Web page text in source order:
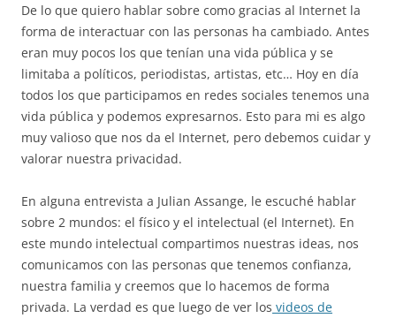
De lo que quiero hablar sobre como gracias al Internet la
forma de interactuar con las personas ha cambiado. Antes
eran muy pocos los que tenían una vida pública y se
limitaba a políticos, periodistas, artistas, etc… Hoy en día
todos los que participamos en redes sociales tenemos una
vida pública y podemos expresarnos. Esto para mi es algo
muy valioso que nos da el Internet, pero debemos cuidar y
valorar nuestra privacidad.
En alguna entrevista a Julian Assange, le escuché hablar
sobre 2 mundos: el físico y el intelectual (el Internet). En
este mundo intelectual compartimos nuestras ideas, nos
comunicamos con las personas que tenemos confianza,
nuestra familia y creemos que lo hacemos de forma
privada. La verdad es que luego de ver los videos de